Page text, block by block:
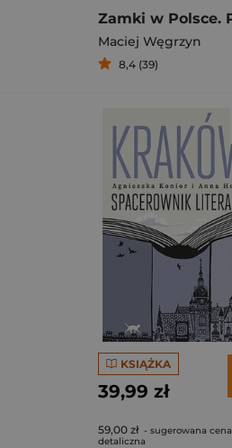
Maciej Węgrzyn
8,4 (39)
KSIĄŻKA
39,99 zł
59,00 zł - sugerowana cena
detaliczna